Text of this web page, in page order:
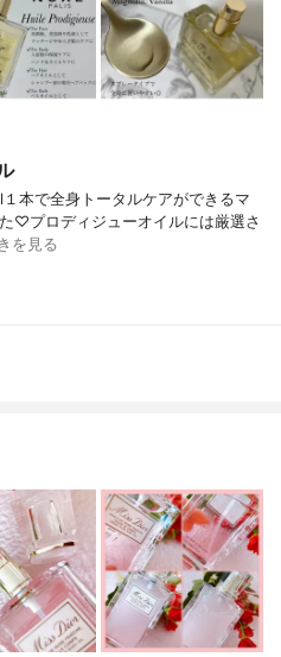
本で全身トータルケアができるマ
♡プロディジューオイルには厳選さ
を見る